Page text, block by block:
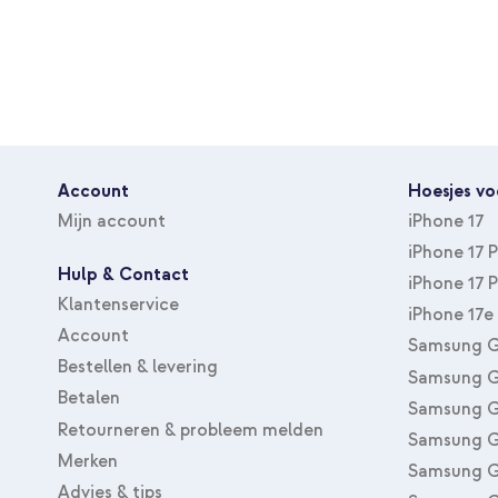
Account
Mijn account
Hulp & Contact
Klantenservice
Account
Bestellen & levering
Betalen
Retourneren & probleem melden
Merken
Advies & tips
Hoesjes
iPhone 17
iPhone 17
iPhone 17
iPhone 17e
Samsung
Samsung
Samsung
Samsung
Samsung